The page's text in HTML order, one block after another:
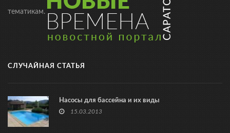
тематикам.
СЛУЧАЙНАЯ СТАТЬЯ
Насосы для бассейна и их виды
15.03.2013